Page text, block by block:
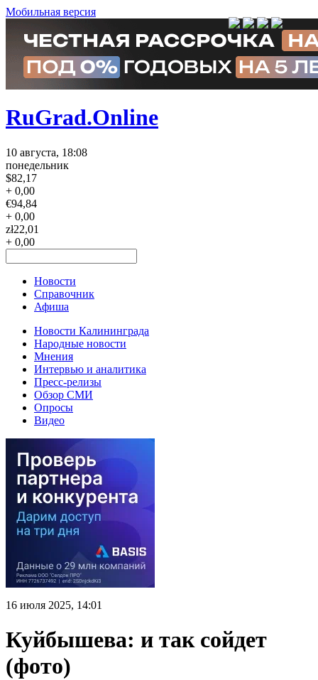
Мобильная версия
RuGrad.Online
10 августа, 18:08
понедельник
$82,17
+ 0,00
€94,84
+ 0,00
zł22,01
+ 0,00
Новости
Справочник
Афиша
Новости Калининграда
Народные новости
Мнения
Интервью и аналитика
Пресс-релизы
Обзор СМИ
Опросы
Видео
16 июля 2025, 14:01
Куйбышева: и так сойдет
(фото)